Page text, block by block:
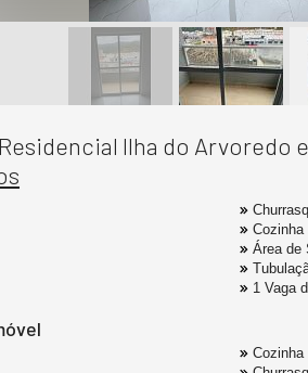
Ilha do Arvoredo
Cozinha
Área de
1 Vaga
Cozinha